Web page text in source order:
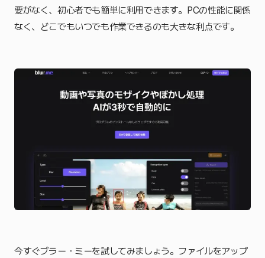
要がなく、初心者でも簡単に利用できます。PCの性能に関係
なく、どこでもいつでも作業できるのも大きな利点です。
今すぐブラー・ミーを試してみましょう。ファイルをアップ